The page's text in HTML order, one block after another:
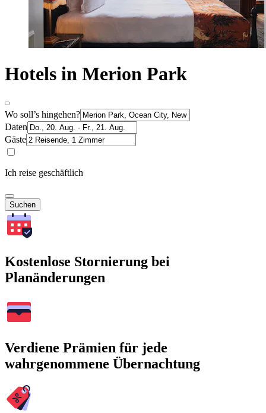
Hotels in Merion Park
Wo soll’s hingehen?
Daten
Gäste
Ich reise geschäftlich
Suchen
Kostenlose Stornierung bei
Planänderungen
Verdiene Prämien für jede
wahrgenommene Übernachtung